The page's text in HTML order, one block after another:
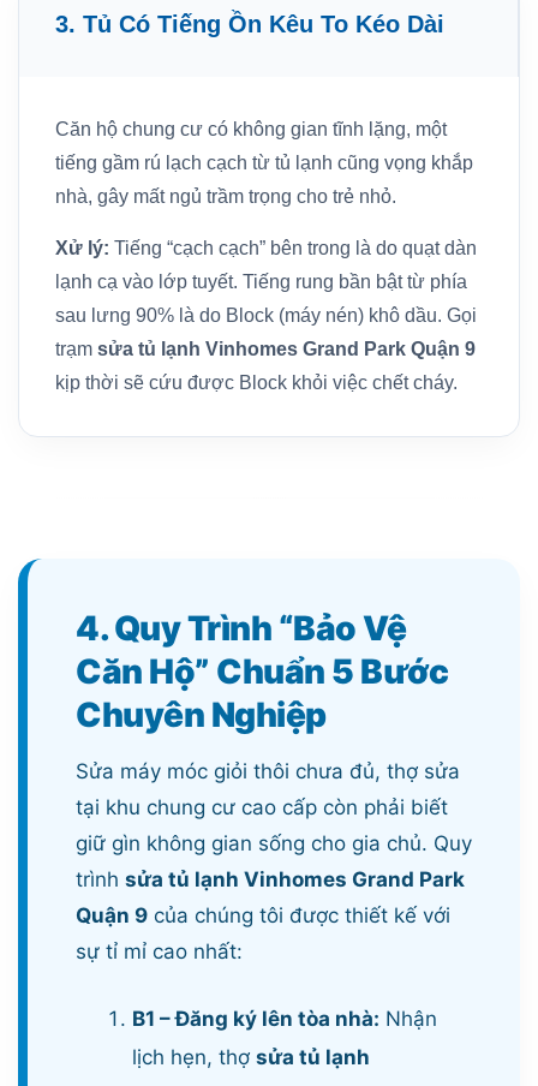
3. Tủ Có Tiếng Ồn Kêu To Kéo Dài
Căn hộ chung cư có không gian tĩnh lặng, một
tiếng gầm rú lạch cạch từ tủ lạnh cũng vọng khắp
nhà, gây mất ngủ trầm trọng cho trẻ nhỏ.
Xử lý: Tiếng “cạch cạch” bên trong là do quạt dàn
lạnh cạ vào lớp tuyết. Tiếng rung bần bật từ phía
sau lưng 90% là do Block (máy nén) khô dầu. Gọi
trạm sửa tủ lạnh Vinhomes Grand Park Quận 9
kịp thời sẽ cứu được Block khỏi việc chết cháy.
4. Quy Trình “Bảo Vệ
Căn Hộ” Chuẩn 5 Bước
Chuyên Nghiệp
Sửa máy móc giỏi thôi chưa đủ, thợ sửa
tại khu chung cư cao cấp còn phải biết
giữ gìn không gian sống cho gia chủ. Quy
trình sửa tủ lạnh Vinhomes Grand Park
Quận 9 của chúng tôi được thiết kế với
sự tỉ mỉ cao nhất:
B1 – Đăng ký lên tòa nhà: Nhận
lịch hẹn, thợsửa tủ lạnh